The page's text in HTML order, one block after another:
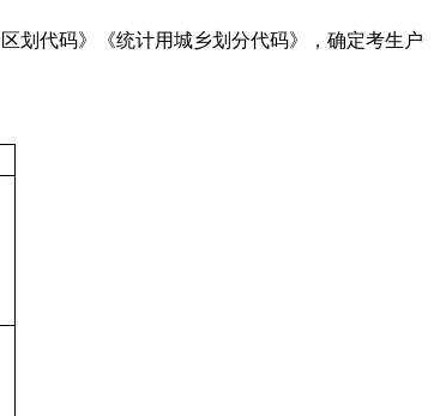
划代码》《统计用城乡划分代码》，确定考生户